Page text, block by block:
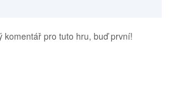
komentář pro tuto hru, buď první!